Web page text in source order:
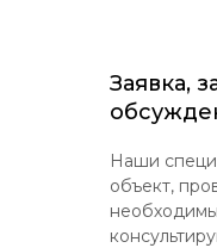
Заявка,
Наши
объект,